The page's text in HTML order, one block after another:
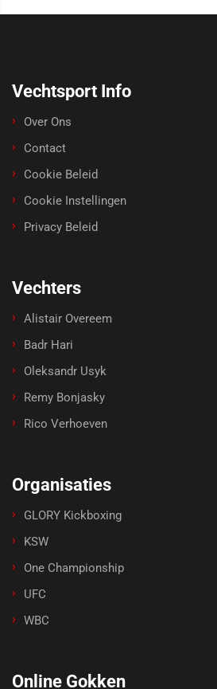
Vechtsport Info
Over Ons
Contact
Cookie Beleid
Cookie Instellingen
Privacy Beleid
Vechters
Alistair Overeem
Badr Hari
Oleksandr Usyk
Remy Bonjasky
Rico Verhoeven
Organisaties
GLORY Kickboxing
KSW
One Championship
UFC
WBC
Online Gokken